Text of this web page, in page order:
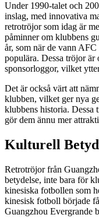
Under 1990-talet och
inslag, med innovativa
retrotröjor som idag är
påminner om klubbens
år, som när de vann
populära. Dessa tröjor är
sponsorloggor, vilket
Det är också värt att
klubben, vilket ger nya
klubbens historia. Dessa
gör dem ännu mer
Kulturell
Retrotröjor från
betydelse, inte bara för
kinesiska fotbollen som
kinesisk fotboll började
Guangzhou Evergrande